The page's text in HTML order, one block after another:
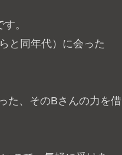
。
と同年代）に会った
た、そのBさんの力を借